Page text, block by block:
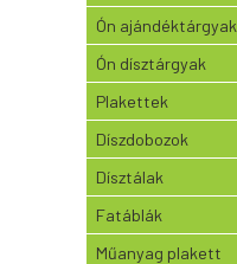
Ón ajándéktárgyak
Ón dísztárgyak
Plakettek
Díszdobozok
Dísztálak
Fatáblák
Műanyag plakett